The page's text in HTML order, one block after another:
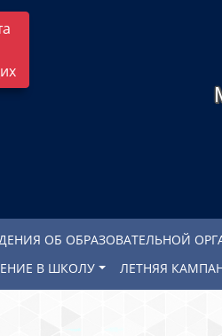
ОБ ОБРАЗОВАТЕЛЬНОЙ
В ШКОЛУ
ЛЕТНЯЯ